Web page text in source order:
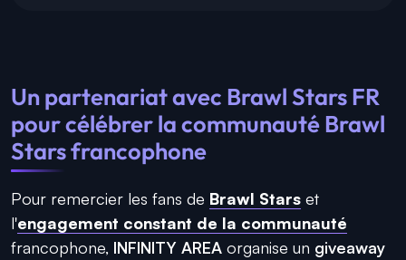
Un partenariat avec Brawl Stars FR
pour célébrer la communauté Brawl
Stars francophone
Pour remercier les fans de Brawl Stars et
l'engagement constant de la communauté
francophone, INFINITY AREA organise un giveaway